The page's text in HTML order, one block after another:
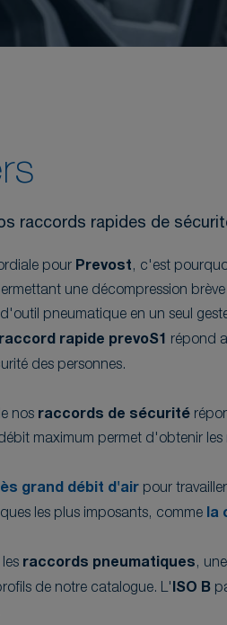
raccords rapides de
pour Prevost , c'est
une décompression
pneumatique en un seul
raccord rapide prevoS1 répond
des personnes.
nos raccords de sécurité
maximum permet d'obtenir les
grand débit d'air pour
les plus imposants, comme
la
raccords pneumatiques ,
de notre catalogue. L' ISO B